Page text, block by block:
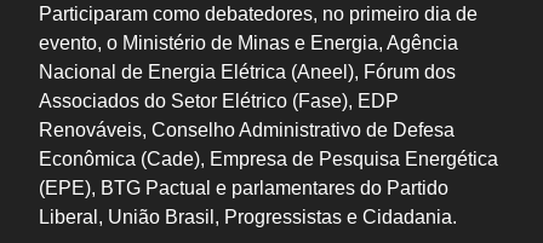
Participaram como debatedores, no primeiro dia de
evento, o Ministério de Minas e Energia, Agência
Nacional de Energia Elétrica (Aneel), Fórum dos
Associados do Setor Elétrico (Fase), EDP
Renováveis, Conselho Administrativo de Defesa
Econômica (Cade), Empresa de Pesquisa Energética
(EPE), BTG Pactual e parlamentares do Partido
Liberal, União Brasil, Progressistas e Cidadania.